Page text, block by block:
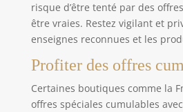
risque d’être tenté par des
être vraies. Restez vigilant et
enseignes reconnues et les
Profiter des offres
Certaines boutiques comme la
offres spéciales cumulables